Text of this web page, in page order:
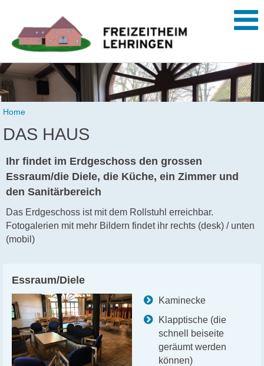
Home
DAS HAUS
Ihr findet im Erdgeschoss den grossen
Essraum/die Diele, die Küche, ein Zimmer und
den Sanitärbereich
Das Erdgeschoss ist mit dem Rollstuhl erreichbar.
Fotogalerien mit mehr Bildern findet ihr rechts (desk) / unten
(mobil)
Essraum/Diele
Kaminecke
Klapptische (die
schnell beiseite
geräumt werden
können)